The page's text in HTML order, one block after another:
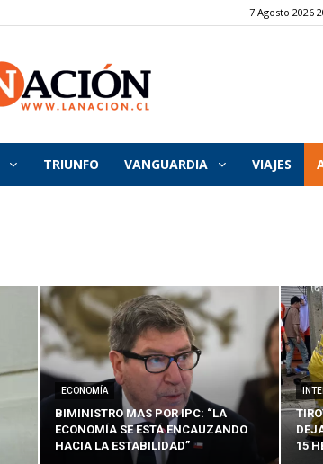
7 Agosto 2026
La
Nación
TRIUNFO VANGUARDIA VIAJES
ECONOMÍA
BIMINISTRO MAS POR IPC: “LA
ECONOMÍA SE ESTÁ ENCAUZANDO
HACIA LA ESTABILIDAD”
15